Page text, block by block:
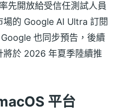
先開放給受信任測試人員
場的 Google AI Ultra 訂閱
也同步預告，後續
將於 2026 年夏季陸續推
平台